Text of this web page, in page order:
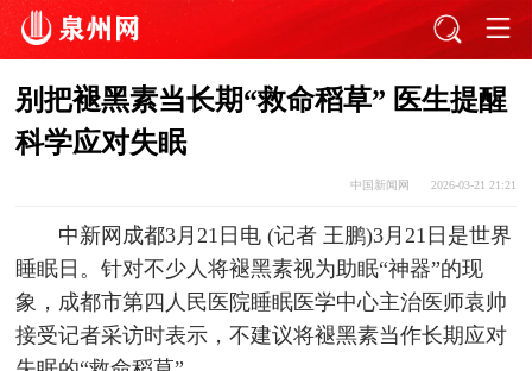
别把褪黑素当长期“救命稻草” 医生提醒
科学应对失眠
中国新闻网 2026-03-21 21:21
中新网成都3月21日电 (记者 王鹏)3月21日是世界
睡眠日。针对不少人将褪黑素视为助眠“神器”的现
象，成都市第四人民医院睡眠医学中心主治医师袁帅
接受记者采访时表示，不建议将褪黑素当作长期应对